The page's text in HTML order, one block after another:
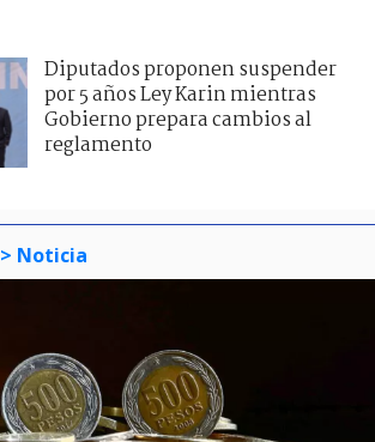
Diputados proponen suspender
por 5 años Ley Karin mientras
Gobierno prepara cambios al
reglamento
> Noticia